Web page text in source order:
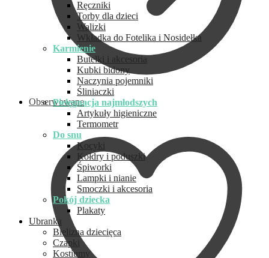
Obserwowane
Ręczniki
Torby dla dzieci
Walizki
Wkładka do Fotelika i Nosidełka
Karmienie
Butelki i akcesoria
Kubki bidony
Naczynia pojemniki
Śliniaczki
Pielęgnacja najmłodszych
Artykuły higieniczne
Termometr
Do snu
Kocyki
Kołdry i poduszki
Śpiworki
Lampki i nianie
Smoczki i akcesoria
Pokój dziecka
Plakaty
Ubranka
Bielizna dziecięca
Czapki
Kostiumy